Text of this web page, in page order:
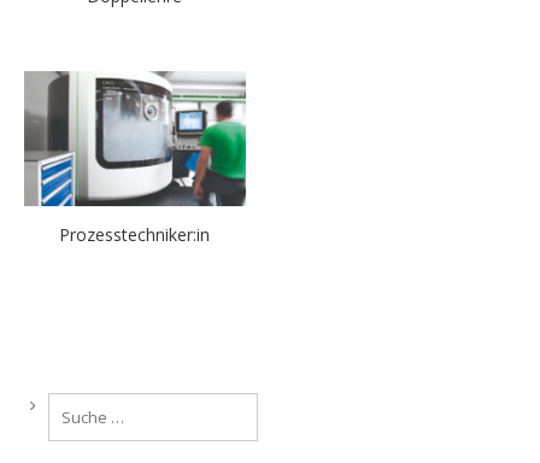
Prozesstechniker:in